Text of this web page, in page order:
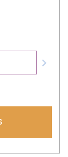
Next